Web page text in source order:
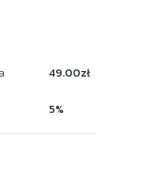
49.00zł
5%